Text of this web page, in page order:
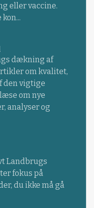
eller vaccine.
dækning af
om kvalitet,
den vigtige
om nye
analyser og
Landbrugs
fokus på
du ikke må gå